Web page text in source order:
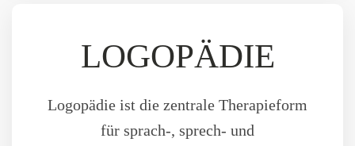
LOGOPÄDIE
Logopädie ist die zentrale Therapieform
für sprach-, sprech- und